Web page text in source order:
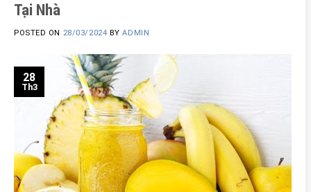
Tại Nhà
POSTED ON 28/03/2024 BYADMIN
28
Th3